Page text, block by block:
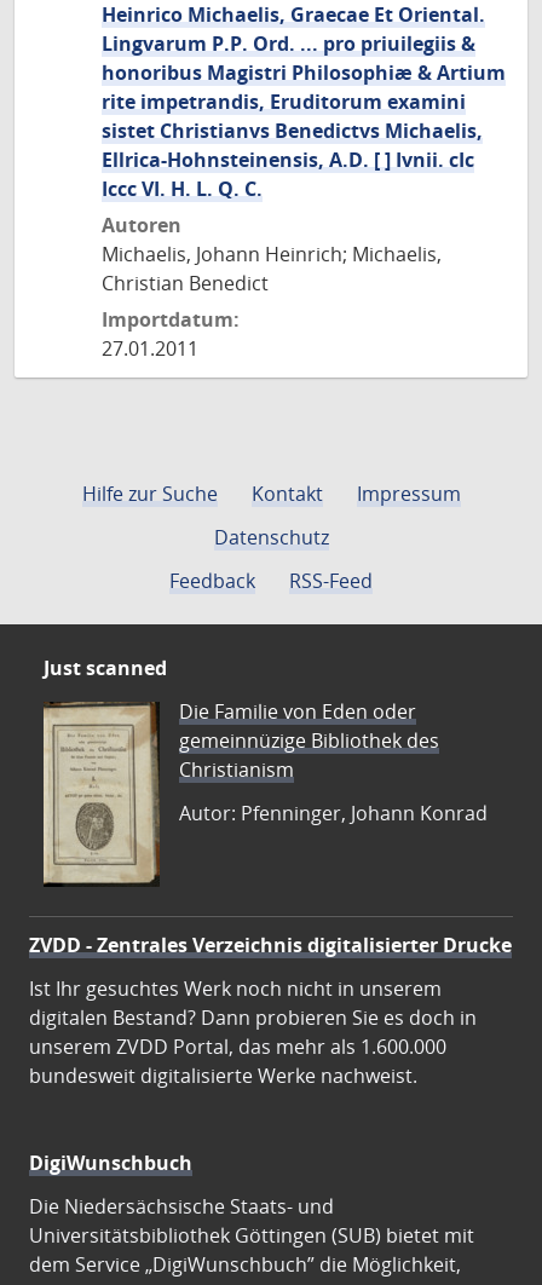
Heinrico Michaelis, Graecae Et Oriental.
Lingvarum P.P. Ord. ... pro priuilegiis &
honoribus Magistri Philosophiæ & Artium
rite impetrandis, Eruditorum examini
sistet Christianvs Benedictvs Michaelis,
Ellrica-Hohnsteinensis, A.D. [ ] Ivnii. cIc
Iccc VI. H. L. Q. C.
Autoren
Michaelis, Johann Heinrich; Michaelis,
Christian Benedict
Importdatum:
27.01.2011
Hilfe zur Suche Kontakt
Impressum
Datenschutz
Feedback
RSS-Feed
Just scanned
Die Familie von Eden oder
gemeinnüzige Bibliothek des
Christianism
Autor: Pfenninger, Johann Konrad
ZVDD - Zentrales Verzeichnis digitalisierter Drucke
Ist Ihr gesuchtes Werk noch nicht in unserem
digitalen Bestand? Dann probieren Sie es doch in
unserem ZVDD Portal, das mehr als 1.600.000
bundesweit digitalisierte Werke nachweist.
DigiWunschbuch
Die Niedersächsische Staats- und
Universitätsbibliothek Göttingen (SUB) bietet mit
dem Service „DigiWunschbuch” die Möglichkeit,